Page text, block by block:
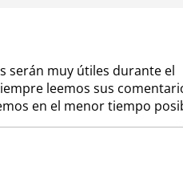
serán muy útiles durante el
leemos sus
en el menor tiempo